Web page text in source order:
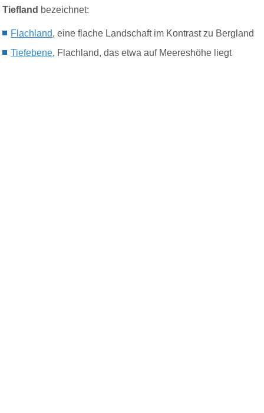
Tiefland bezeichnet:
F lachland, eine flache Landschaft im Kontrast zu Bergland
Tiefebene, Flachland, das etwa auf Meereshöhe liegt